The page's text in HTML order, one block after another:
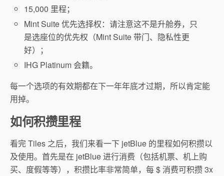
15,000 里程；
Mint Suite 优先选择权：请注意这不是升舱券，只
是选座位的优先权（Mint Suite 带门、隐私性更
好）；
IHG Platinum 会籍。
每一个选项的有效期都在下一年年底才过期，所以肯定能
用掉。
如何积攒里程
看完 Tiles 之后，我们来看一下 jetBlue 的里程如何积攒以
及使用。首先是在 jetBlue 进行消费（包括机票、机上购
买、度假等等），积攒比率非常简单，每 $ 消费可积攒 3x